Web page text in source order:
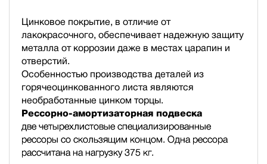
Цинковое покрытие, в отличие от
лакокрасочного, обеспечивает надежную защиту
металла от коррозии даже в местах царапин и
отверстий.
Особенностью производства деталей из
горячеоцинкованного листа являются
необработанные цинком торцы.
Рессорно-амортизаторная подвеска
две четырехлистовые специализированные
рессоры со скользящим концом. Одна рессора
рассчитана на нагрузку 375 кг.